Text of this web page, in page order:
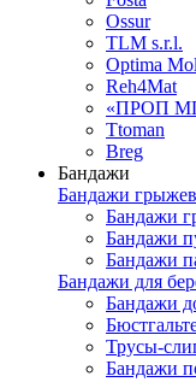
Ossur
TLM s.r.l.
Optima
Reh4Mat
«ПРОП
Ttoman
Breg
Бандажи
Бандажи
Бандажи
Бандажи
Бандажи
Бандажи для
Бандажи
Трусы-
Бандажи